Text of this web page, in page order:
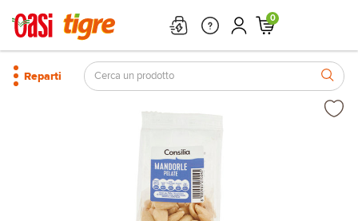
0
Reparti